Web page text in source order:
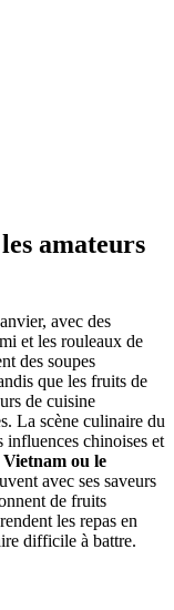
rend les tours à
une profondeur
amateurs